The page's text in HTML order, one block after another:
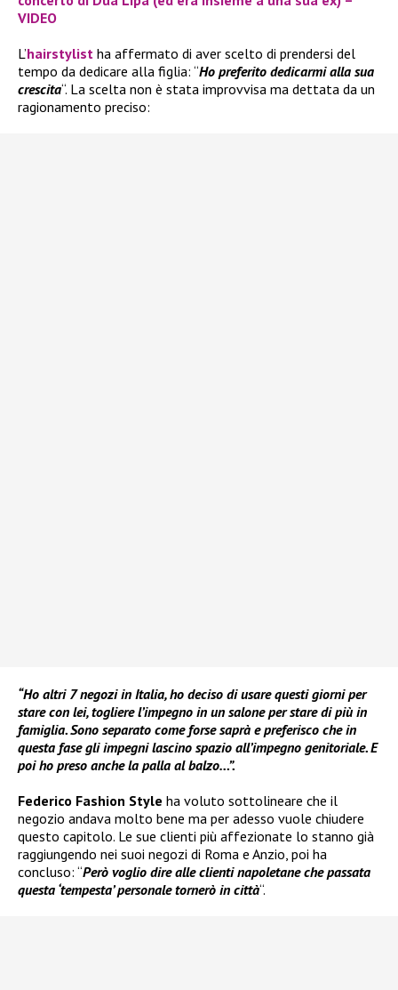
VIDEO
L’hairstylist ha affermato di aver scelto di prendersi del
tempo da dedicare alla figlia: “Ho preferito dedicarmi alla sua
crescita“. La scelta non è stata improvvisa ma dettata da un
ragionamento preciso:
“Ho altri 7 negozi in Italia, ho deciso di usare questi giorni per
stare con lei, togliere l’impegno in un salone per stare di più in
famiglia. Sono separato come forse saprà e preferisco che in
questa fase gli impegni lascino spazio all’impegno genitoriale. E
poi ho preso anche la palla al balzo…”.
Federico Fashion Style ha voluto sottolineare che il
negozio andava molto bene ma per adesso vuole chiudere
questo capitolo. Le sue clienti più affezionate lo stanno già
raggiungendo nei suoi negozi di Roma e Anzio, poi ha
concluso: “Però voglio dire alle clienti napoletane che passata
questa ‘tempesta’ personale tornerò in città“.